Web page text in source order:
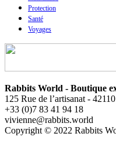
Protection
Santé
Voyages
Rabbits World - Boutique
125 Rue de l’artisanat -
+33 (0)7 83 41 94 18
vivienne@rabbits.world
Copyright © 2022 Rabbits